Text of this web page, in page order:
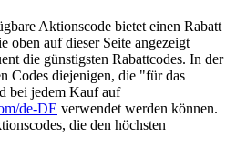
Aktionscode bietet einen Rabatt
oben auf dieser Seite angezeigt
die günstigsten Rabattcodes. In der
Codes diejenigen, die "für das
bei jedem Kauf auf
de-DE verwendet werden können.
die den höchsten